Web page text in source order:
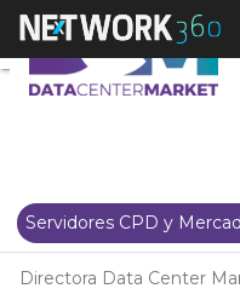
Servidores CPD y
Directora Data Center